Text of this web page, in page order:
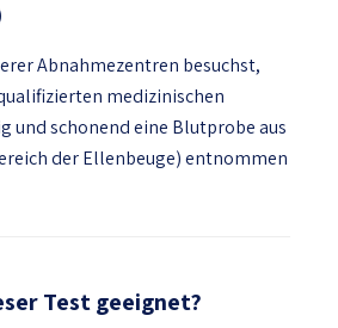
Abnahmezentren besuchst,
medizinischen
und schonend eine Blutprobe aus
der Ellenbeuge) entnommen
Test geeignet?